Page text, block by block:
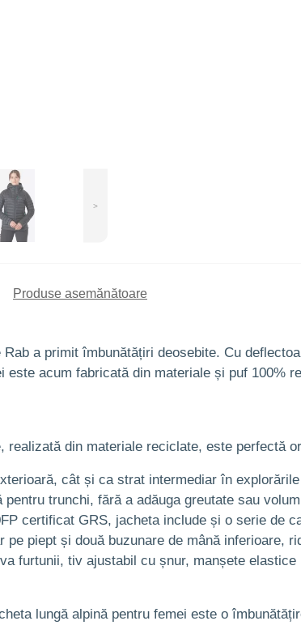
>
Produse asemănătoare
a primit îmbunătățiri deosebite. Cu
acum fabricată din materiale și puf 100%
realizată din materiale reciclate, este perfectă
cât și ca strat intermediar în
trunchi, fără a adăuga greutate sau
certificat GRS, jacheta include și o serie de
piept și două buzunare de mână inferioare,
furtunii, tiv ajustabil cu șnur, manșete
lungă alpină pentru femei este o